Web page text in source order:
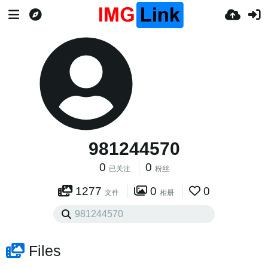
981244570
0 已关注 0 粉丝
1277 文件 0 相册 0
Files